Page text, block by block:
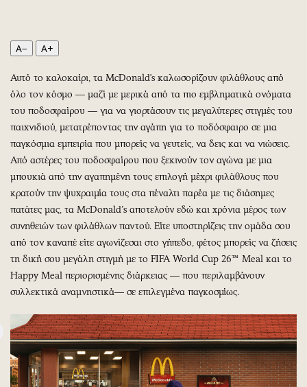
Κόσμος
Πολιτισμός
Σινεμά
Θέατρο-Χορός
Μουσική
Εικαστικά
Βιβλίο
Χειρόγραφα
Εκπομπές
Wine routes
Podcasts
Uncut
Προσφορές
Προσωπικότητες στην ''Κ''
Επιστολές
A− A+
Αυτό το καλοκαίρι, τα McDonald's καλωσορίζουν φιλάθλους από
όλο τον κόσμο — μαζί με μερικά από τα πιο εμβληματικά ονόματα
του ποδοσφαίρου — για να γιορτάσουν τις μεγαλύτερες στιγμές του
παιχνιδιού, μετατρέποντας την αγάπη για το ποδόσφαιρο σε μια
παγκόσμια εμπειρία που μπορείς να γευτείς, να δεις και να νιώσεις.
Από αστέρες του ποδοσφαίρου που ξεκινούν τον αγώνα με μια
μπουκιά από την αγαπημένη τους επιλογή μέχρι φιλάθλους που
κρατούν την ψυχραιμία τους στα πέναλτι παρέα με τις διάσημες
πατάτες μας, τα McDonald’s αποτελούν εδώ και χρόνια μέρος των
συνηθειών των φιλάθλων παντού. Είτε υποστηρίζεις την ομάδα σου
από τον καναπέ είτε αγωνίζεσαι στο γήπεδο, φέτος μπορείς να ζήσεις
τη δική σου μεγάλη στιγμή με το FIFA World Cup 26™ Meal και το
Happy Meal περιορισμένης διάρκειας — που περιλαμβάνουν
συλλεκτικά αναμνηστικά— σε επιλεγμένα παγκοσμίως.